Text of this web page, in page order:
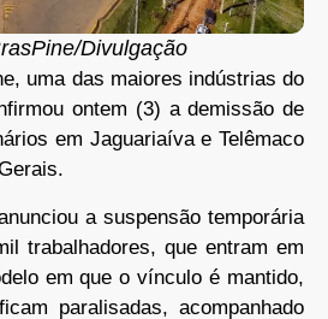
Divulgação
uma das maiores indústrias do
ontem (3) a demissão de
em Jaguariaíva e Telêmaco
a suspensão temporária
trabalhadores, que entram em
em que o vínculo é mantido,
paralisadas, acompanhado